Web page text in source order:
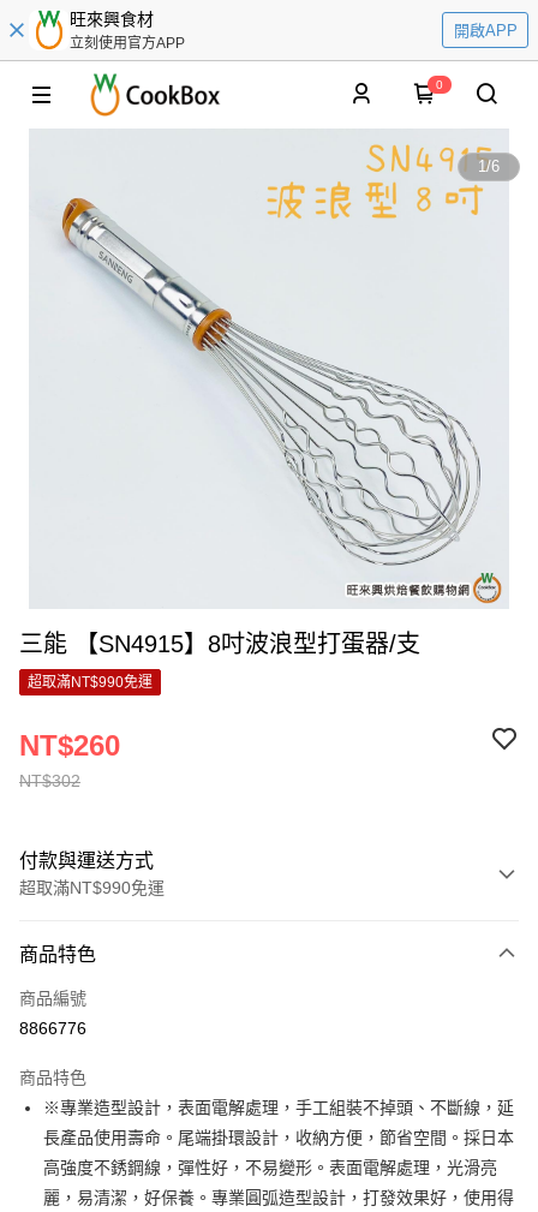
旺來興食材
立刻使用官方APP
開啟APP
0
1/6
三能 【SN4915】8吋波浪型打蛋器/支
超取滿NT$990免運
NT$302
NT$260
付款與運送方式
超取滿NT$990免運
信用卡一次付款
超商取貨付款
Apple Pay
街口支付
悠遊付
商品特色
商品編號
8866776
商品特色
※專業造型設計，表面電解處理，手工組裝不掉頭、不斷線，延
長產品使用壽命。尾端掛環設計，收納方便，節省空間。採日本
高強度不銹鋼線，彈性好，不易變形。表面電解處理，光滑亮
麗，易清潔，好保養。專業圓弧造型設計，打發效果好，使用得